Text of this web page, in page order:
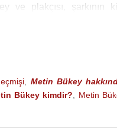
ve plakçısı, şarkının
tarzıyla beğeni
kırıklığıyla
solisti olan ve
" şarkısının bestesini
Metin Bükey
Bükey kimdir?
Metin